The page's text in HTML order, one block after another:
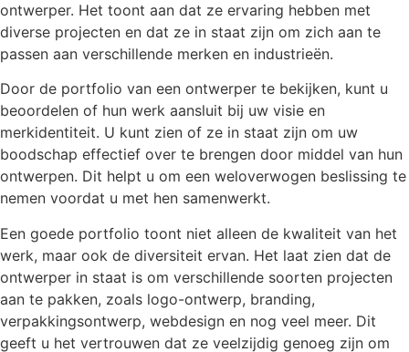
ontwerper. Het toont aan dat ze ervaring hebben met
diverse projecten en dat ze in staat zijn om zich aan te
passen aan verschillende merken en industrieën.
Door de portfolio van een ontwerper te bekijken, kunt u
beoordelen of hun werk aansluit bij uw visie en
merkidentiteit. U kunt zien of ze in staat zijn om uw
boodschap effectief over te brengen door middel van hun
ontwerpen. Dit helpt u om een weloverwogen beslissing te
nemen voordat u met hen samenwerkt.
Een goede portfolio toont niet alleen de kwaliteit van het
werk, maar ook de diversiteit ervan. Het laat zien dat de
ontwerper in staat is om verschillende soorten projecten
aan te pakken, zoals logo-ontwerp, branding,
verpakkingsontwerp, webdesign en nog veel meer. Dit
geeft u het vertrouwen dat ze veelzijdig genoeg zijn om